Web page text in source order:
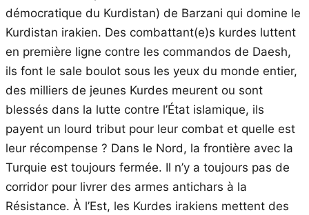
démocratique du Kurdistan) de Barzani qui domine le
Kurdistan irakien. Des combattant(e)s kurdes luttent
en première ligne contre les commandos de Daesh,
ils font le sale boulot sous les yeux du monde entier,
des milliers de jeunes Kurdes meurent ou sont
blessés dans la lutte contre l’État islamique, ils
payent un lourd tribut pour leur combat et quelle est
leur récompense ? Dans le Nord, la frontière avec la
Turquie est toujours fermée. Il n’y a toujours pas de
corridor pour livrer des armes antichars à la
Résistance. À l’Est, les Kurdes irakiens mettent des